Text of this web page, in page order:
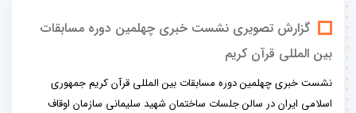
گزارش تصویری نشست خبری چهلمین دوره مسابقات
بین المللی قرآن کریم
نشست خبری چهلمین دوره مسابقات بین المللی قرآن کریم جمهوری
اسلامی ایران در سالن جلسات ساختمان شهید سلیمانی سازمان اوقاف